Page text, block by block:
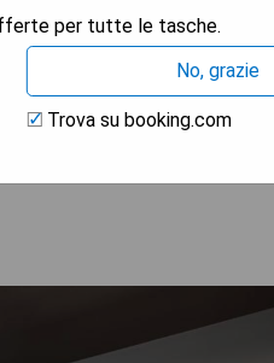
per tutte le tasche.
No, grazie
Trova su booking.com